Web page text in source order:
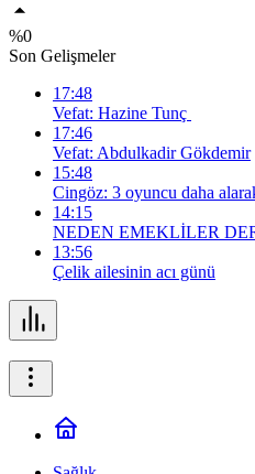
%0
Son Gelişmeler
17:48
Vefat: Hazine Tunç
17:46
Vefat: Abdulkadir Gökdemir
15:48
Cingöz: 3 oyuncu daha
14:15
NEDEN EMEKLİLER
13:56
Çelik ailesinin acı günü